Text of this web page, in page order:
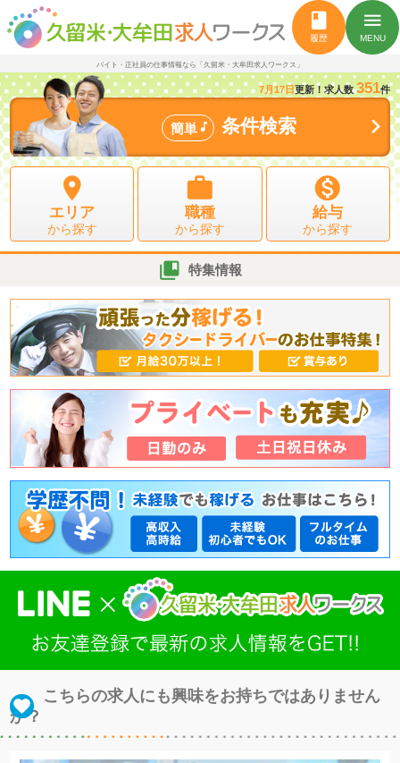
book
履歴
menu
MENU
バイト・正社員の仕事情報なら「久留米・大牟田求人ワークス」
7月17日更新！求人数351件
簡単  条件検索 

エリア
から探す

職種
から探す

給与
から探す
 特集情報
こちらの求人にも興味をお持ちではありません
か？